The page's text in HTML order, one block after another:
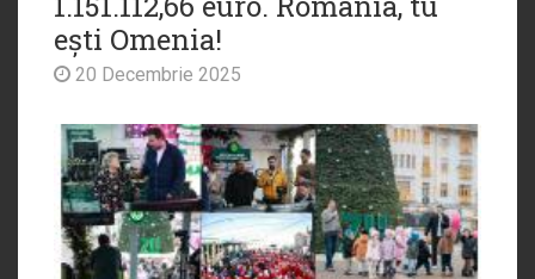
ești Omenia!
20 Decembrie 2025